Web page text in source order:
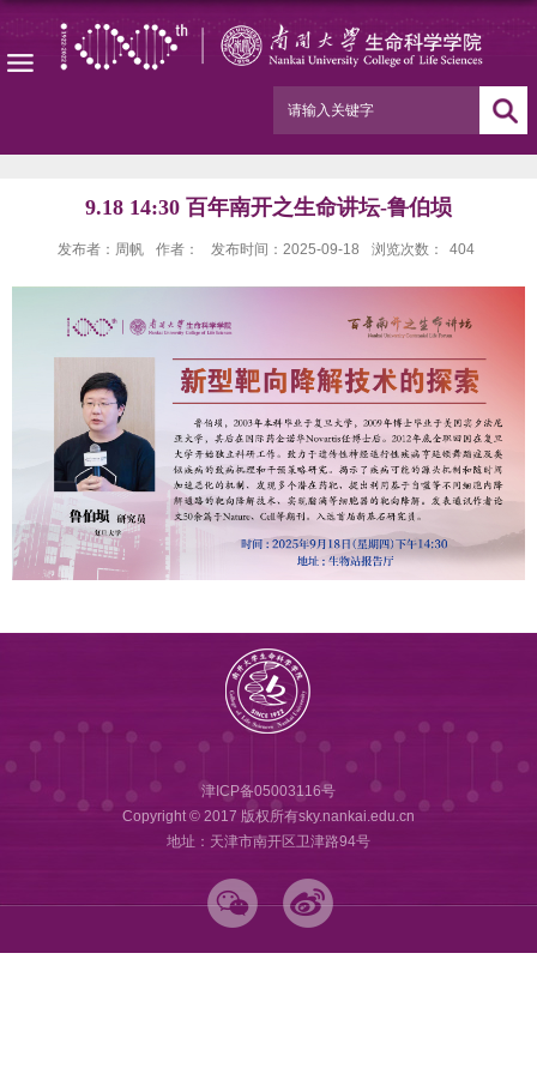
9.18 14:30 百年南开之生命讲坛-鲁伯埙
发布者：周帆 作者： 发布时间：2025-09-18 浏览次数： 404
津ICP备05003116号
Copyright © 2017 版权所有sky.nankai.edu.cn
地址：天津市南开区卫津路94号